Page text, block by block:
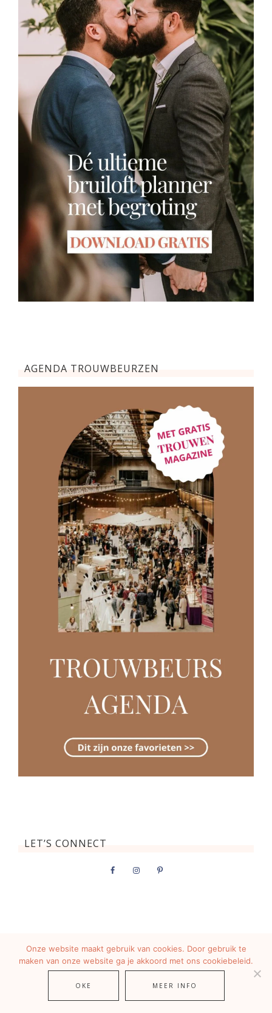
AGENDA TROUWBEURZEN
LET’S CONNECT
STAY UP TO DATE
Onze website maakt gebruik van cookies. Door gebruik te
maken van onze website ga je akkoord met ons cookiebeleid.
OKE MEER INFO